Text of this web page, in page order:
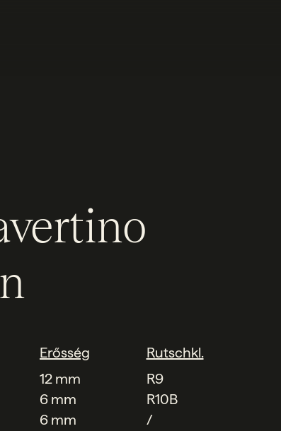
Erősség
Rutschkl.
12 mm
R9
6 mm
R10B
6 mm
/